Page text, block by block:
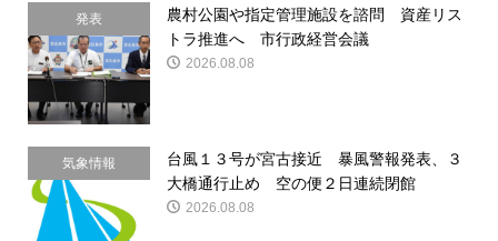
発表
農村公園や指定管理施設を諮問 資産リス
トラ推進へ 市行政経営会議
2026.08.08
気象情報
台風１３号が宮古接近 暴風警報発表、３
大橋通行止め 空の便２日連続閉館
2026.08.08